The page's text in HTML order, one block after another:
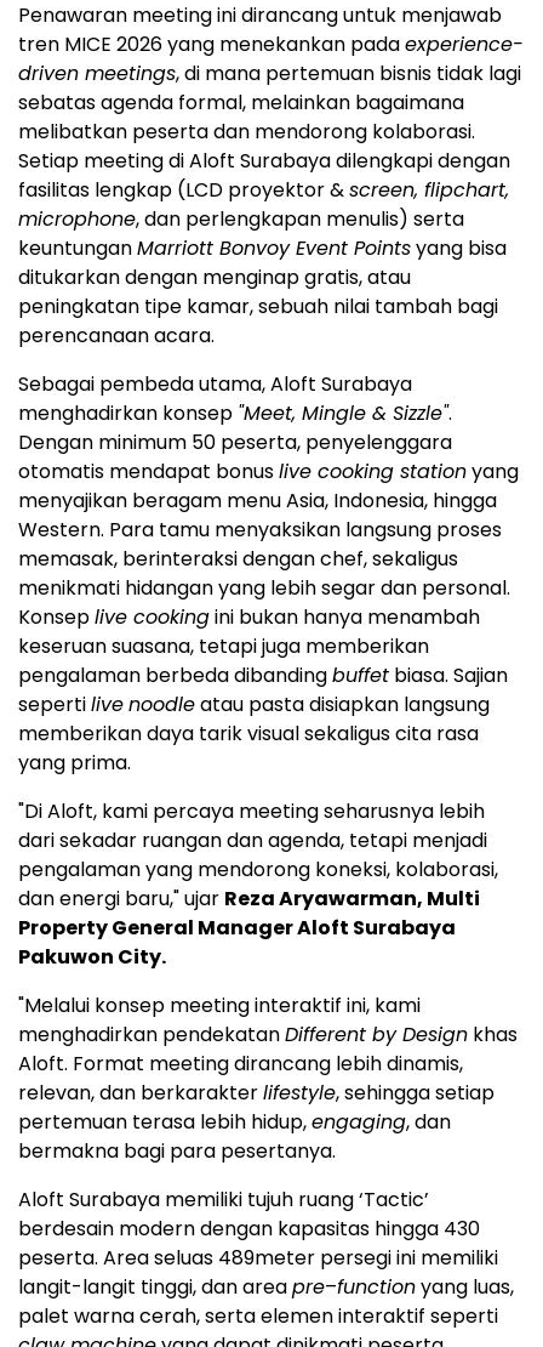
Penawaran meeting ini dirancang untuk menjawab
tren MICE 2026 yang menekankan padaexperience-
driven meetings, di mana pertemuan bisnis tidak lagi
sebatas agenda formal, melainkan bagaimana
melibatkan peserta dan mendorong kolaborasi.
Setiap meeting di Aloft Surabaya dilengkapi dengan
fasilitas lengkap (LCD proyektor &screen, flipchart,
microphone, dan perlengkapan menulis) serta
keuntunganMarriott Bonvoy Event Pointsyang bisa
ditukarkan dengan menginap gratis, atau
peningkatan tipe kamar, sebuah nilai tambah bagi
perencanaan acara.
Sebagai pembeda utama, Aloft Surabaya
menghadirkan konsep "Meet, Mingle & Sizzle".
Dengan minimum 50 peserta, penyelenggara
otomatis mendapat bonuslive cooking stationyang
menyajikan beragam menu Asia, Indonesia, hingga
Western. Para tamu menyaksikan langsung proses
memasak, berinteraksi dengan chef, sekaligus
menikmati hidangan yang lebih segar dan personal.
Konseplive cookingini bukan hanya menambah
keseruan suasana, tetapi juga memberikan
pengalaman berbeda dibandingbuffet biasa. Sajian
sepertilivenoodleatau pasta disiapkan langsung
memberikan daya tarik visual sekaligus cita rasa
yang prima.
"Di Aloft, kami percaya meeting seharusnya lebih
dari sekadar ruangan dan agenda, tetapi menjadi
pengalaman yang mendorong koneksi, kolaborasi,
dan energi baru," ujar Reza Aryawarman, Multi
Property General Manager Aloft Surabaya
Pakuwon City.
"Melalui konsep meeting interaktif ini, kami
menghadirkan pendekatanDifferent by Design khas
Aloft. Format meeting dirancang lebih dinamis,
relevan, dan berkarakterlifestyle, sehingga setiap
pertemuan terasa lebih hidup,engaging, dan
bermakna bagi para pesertanya.
Aloft Surabaya memiliki tujuh ruang ‘Tactic’
berdesain modern dengan kapasitas hingga 430
peserta. Area seluas 489meter persegi ini memiliki
langit-langit tinggi, dan areapre–functionyang luas,
palet warna cerah, serta elemen interaktif seperti